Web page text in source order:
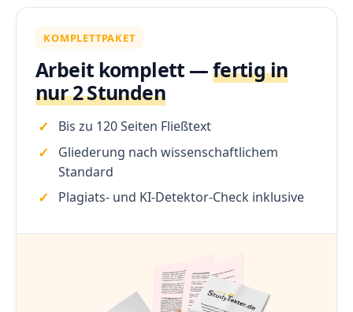
KOMPLETTPAKET
Arbeit komplett —fertig in
nur 2 Stunden
Bis zu 120 Seiten Fließtext
Gliederung nach wissenschaftlichem
Standard
Plagiats- und KI-Detektor-Check inklusive